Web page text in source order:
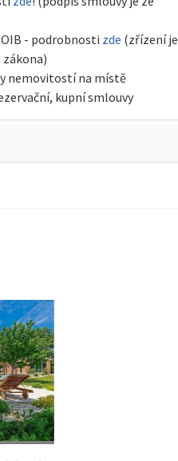
- podrobnosti zde (zřízení je
zákona)
nemovitostí na místě
kupní smlouvy